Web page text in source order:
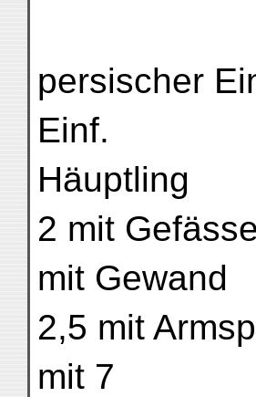
persischer
Einf.
Häuptling
2 mit
mit Gewand
2,5 mit
mit 7